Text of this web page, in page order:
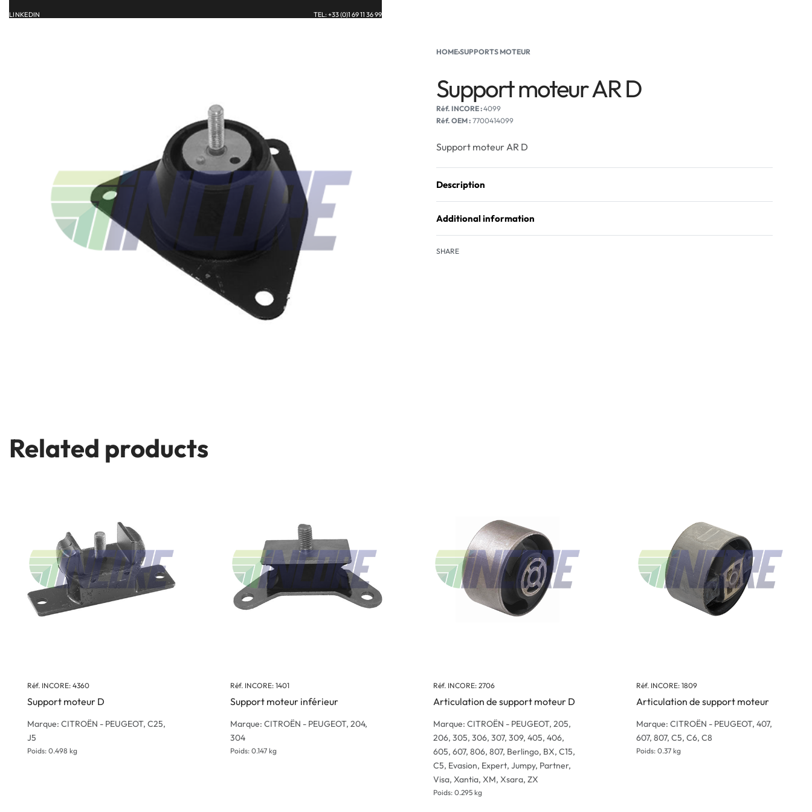
LINKEDIN TEL: +33 (0)1 69 11 36 99
HOME›SUPPORTS MOTEUR
Support moteur AR D
4099
Réf. OEM : 7700414099
Support moteur AR D
Description
Additional information
SHARE
Related products
Réf. INCORE: 4360
Support moteur D
Marque: CITROËN - PEUGEOT, C25,
J5
Poids: 0.498 kg
Réf. INCORE: 1401
Support moteur inférieur
Marque: CITROËN - PEUGEOT, 204,
304
Poids: 0.147 kg
Réf. INCORE: 2706
Articulation de support moteur D
Marque: CITROËN - PEUGEOT, 205,
206, 305, 306, 307, 309, 405, 406,
605, 607, 806, 807, Berlingo, BX, C15,
C5, Evasion, Expert, Jumpy, Partner,
Visa, Xantia, XM, Xsara, ZX
Poids: 0.295 kg
Réf. INCORE: 1809
Articulation de support moteur
Marque: CITROËN - PEUGEOT, 407,
607, 807, C5, C6, C8
Poids: 0.37 kg